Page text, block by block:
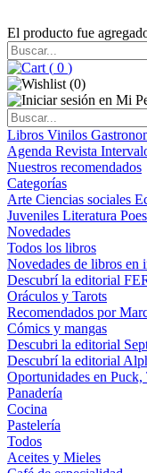
El producto fue
( 0 )
(0)
Libros Vinilos
Agenda Revista
Nuestros recomendados
Categorías
Arte Ciencias sociales
Juveniles Literatura
Novedades
Todos los libros
Novedades de libros en
Descubrí la editorial
Oráculos y Tarots
Recomendados por
Cómics y mangas
Descubri la editorial
Descubrí la editorial
Oportunidades en
Panadería
Cocina
Pastelería
Todos
Aceites y Mieles